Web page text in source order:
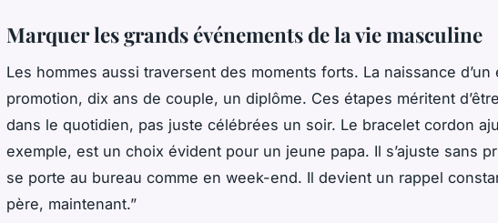
Marquer les grands événements de la vie masculine
Les hommes aussi traversent des moments forts. La naissance d’un
promotion, dix ans de couple, un diplôme. Ces étapes méritent
dans le quotidien, pas juste célébrées un soir. Le bracelet cordon
exemple, est un choix évident pour un jeune papa. Il s’ajuste sans
se porte au bureau comme en week-end. Il devient un rappel
père, maintenant.”